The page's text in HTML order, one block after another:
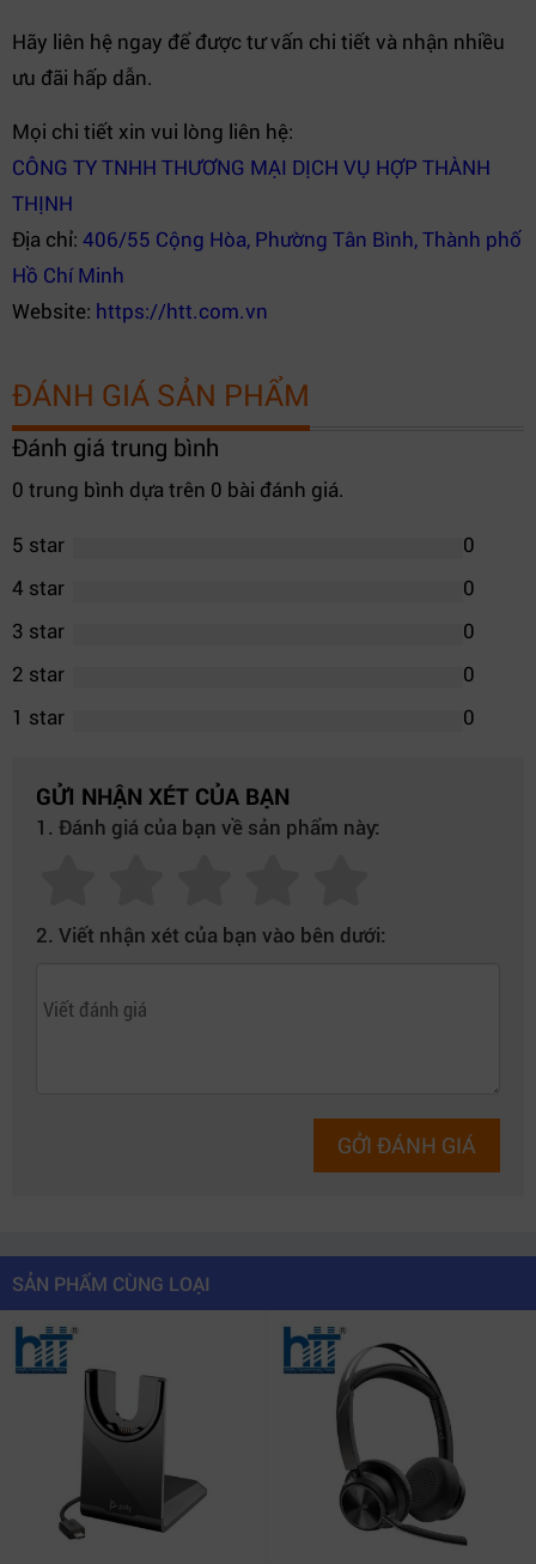
Hãy liên hệ ngay để được tư vấn chi tiết và nhận nhiều
ưu đãi hấp dẫn.
Mọi chi tiết xin vui lòng liên hệ:
CÔNG TY TNHH THƯƠNG MẠI DỊCH VỤ HỢP THÀNH
THỊNH
Địa chỉ: 406/55 Cộng Hòa, Phường Tân Bình, Thành phố
Hồ Chí Minh
Website: https://htt.com.vn
ĐÁNH GIÁ SẢN PHẨM
Đánh giá trung bình
0 trung bình dựa trên 0 bài đánh giá.
5 star
0
4 star
0
3 star
0
2 star
0
1 star
0
GỬI NHẬN XÉT CỦA BẠN
1. Đánh giá của bạn về sản phẩm này:
2. Viết nhận xét của bạn vào bên dưới:
GỞI ĐÁNH GIÁ
SẢN PHẨM CÙNG LOẠI